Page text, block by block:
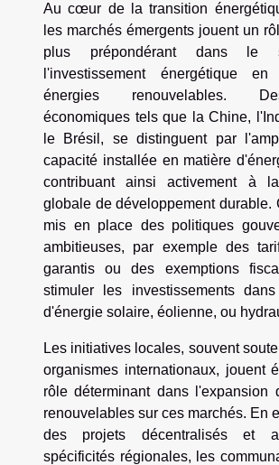
Au cœur de la transition
les marchés émergents jouent un
plus prépondérant dans le
l'investissement énergétique
énergies renouvelables.
économiques tels que la Chine,
le Brésil, se distinguent par
capacité installée en matière
contribuant ainsi activement à
globale de développement durable.
mis en place des politiques
ambitieuses, par exemple des
garantis ou des exemptions
stimuler les investissements
d'énergie solaire, éolienne, ou
Les initiatives locales, souvent
organismes internationaux, jouent
rôle déterminant dans l'expansion
renouvelables sur ces marchés. En
des projets décentralisés et
spécificités régionales, les